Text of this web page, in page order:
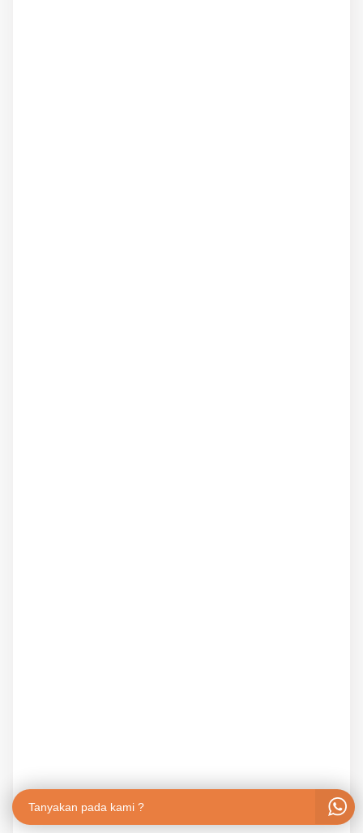
Tanyakan pada kami ?